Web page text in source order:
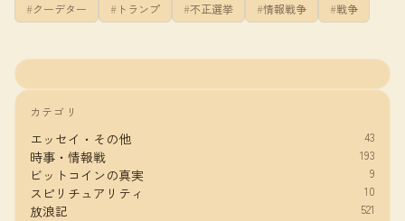
クーデター トランプ 不正選挙 情報戦争 戦争
カテゴリ
エッセイ・その他 43
時事・情報戦 193
ビットコインの真実 9
スピリチュアリティ 10
放浪記 521